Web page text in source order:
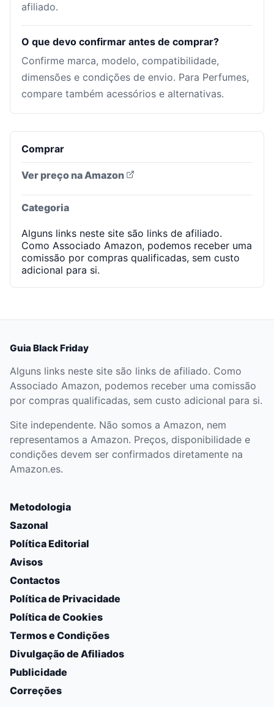
afiliado.
O que devo confirmar antes de comprar?
Confirme marca, modelo, compatibilidade,
dimensões e condições de envio. Para Perfumes,
compare também acessórios e alternativas.
Comprar
Ver preço na Amazon
Categoria
Alguns links neste site são links de afiliado.
Como Associado Amazon, podemos receber uma
comissão por compras qualificadas, sem custo
adicional para si.
Guia Black Friday
Alguns links neste site são links de afiliado. Como
Associado Amazon, podemos receber uma comissão
por compras qualificadas, sem custo adicional para si.
Site independente. Não somos a Amazon, nem
representamos a Amazon. Preços, disponibilidade e
condições devem ser confirmados diretamente na
Amazon.es.
Metodologia
Sazonal
Política Editorial
Avisos
Contactos
Política de Privacidade
Política de Cookies
Termos e Condições
Divulgação de Afiliados
Publicidade
Correções